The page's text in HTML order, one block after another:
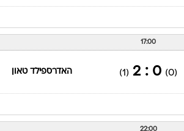
17:00
(0)
0 : 2
(1) האדרספילד טאון
22:00